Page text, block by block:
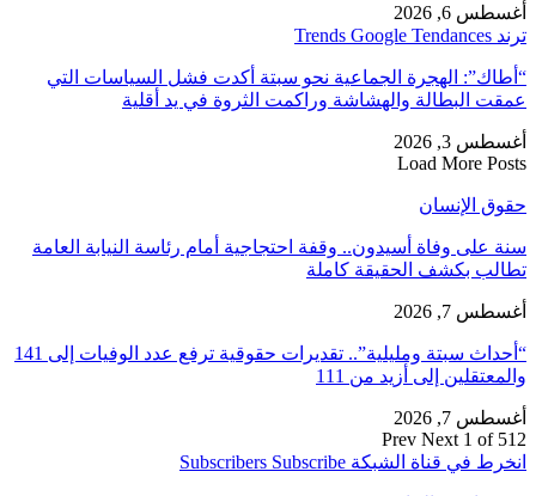
أغسطس 6, 2026
ترند Trends Google Tendances
“أطاك”: الهجرة الجماعية نحو سبتة أكدت فشل السياسات التي
عمقت البطالة والهشاشة وراكمت الثروة في يد أقلية
أغسطس 3, 2026
Load More Posts
حقوق الإنسان
سنة على وفاة أسيدون.. وقفة احتجاجية أمام رئاسة النيابة العامة
تطالب بكشف الحقيقة كاملة
أغسطس 7, 2026
“أحداث سبتة ومليلية”.. تقديرات حقوقية ترفع عدد الوفيات إلى 141
والمعتقلين إلى أزيد من 111
أغسطس 7, 2026
Prev Next 1 of 512
انخرط في قناة الشبكة
Subscribers Subscribe